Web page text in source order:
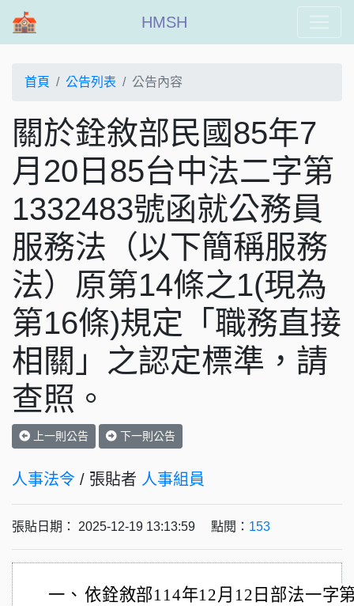
HMSH
首頁 公告列表 公告內容
關於銓敘部民國85年7
月20日85台中法二字第
1332483號函就公務員
服務法（以下簡稱服務
法）原第14條之1(現為
第16條)規定「職務直接
相關」之認定標準，請
查照。
上一則公告 下一則公告
人事法令 / 張貼者 人事組員
張貼日期： 2025-12-19 13:13:59 點閱： 153
一、 依銓敘部114年12月12日部法一字